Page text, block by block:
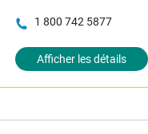
1 800 742 5877
Afficher les détails